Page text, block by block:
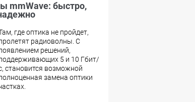
mmWave: быстро,
где оптика не пройдет,
радиоволны. С
решений,
5 и 10 Гбит/
становится возможной
замена оптики